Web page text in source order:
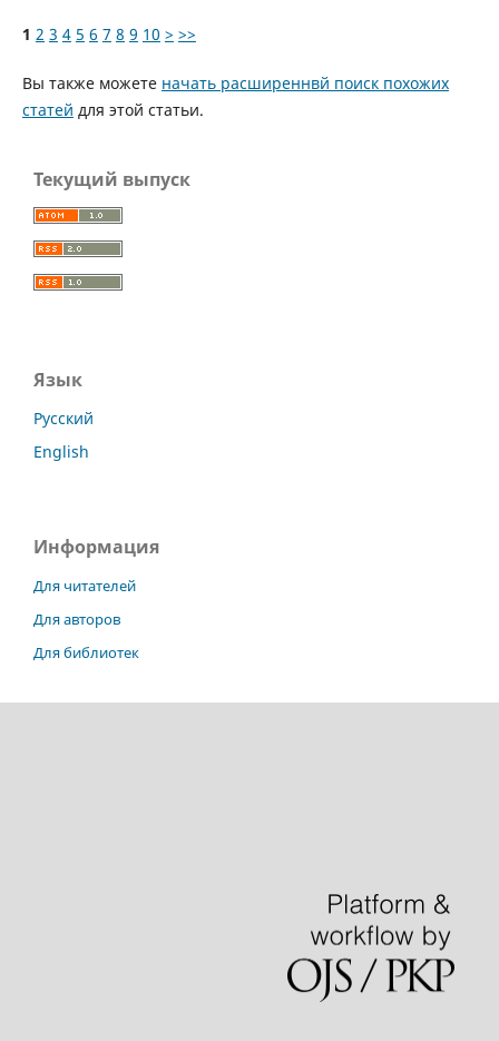
1 2 3 4 5 6 7 8 9 10 > >>
Вы также можете начать расширеннвй поиск похожих
статей для этой статьи.
Текущий выпуск
Язык
Русский
English
Информация
Для читателей
Для авторов
Для библиотек